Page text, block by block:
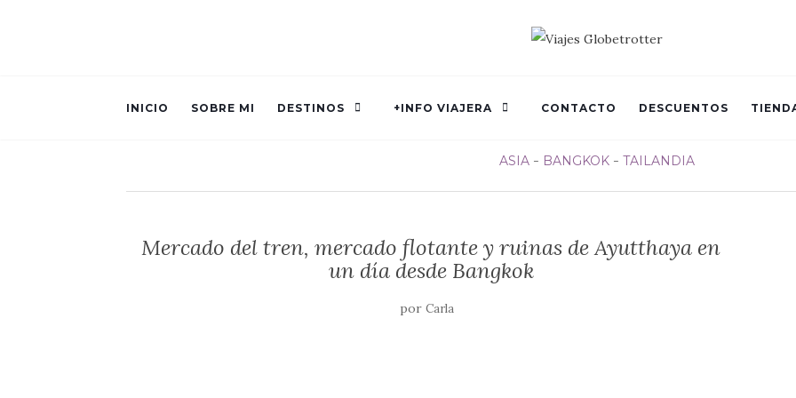
INICIO SOBRE MI DESTINOS +INFO VIAJERA CONTACTO DESCUENTOS
ASIA BANGKOK TAILANDIA
Mercado del tren, mercado flotante y ruinas de Ayutthaya en
un día desde Bangkok
por Carla